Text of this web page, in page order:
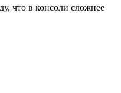
что в консоли сложнее